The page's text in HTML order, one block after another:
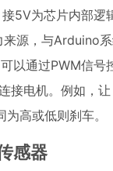
接5V为芯片内部逻
源，与Arduino
以通过PWM信号
接电机。例如，
高或低则刹车。
感器